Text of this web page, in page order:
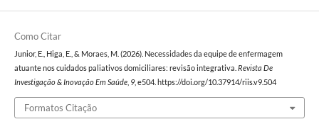
Como Citar
Junior, E., Higa, E., & Moraes, M. (2026). Necessidades da equipe de enfermagem
atuante nos cuidados paliativos domiciliares: revisão integrativa. Revista De
Investigação & Inovação Em Saúde, 9, e504. https://doi.org/10.37914/riis.v9.504
Formatos Citação